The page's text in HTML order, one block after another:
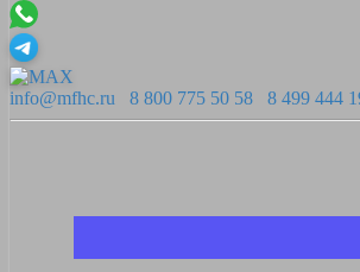
info@mfhc.ru 8 800 775 50 58 8 499 444